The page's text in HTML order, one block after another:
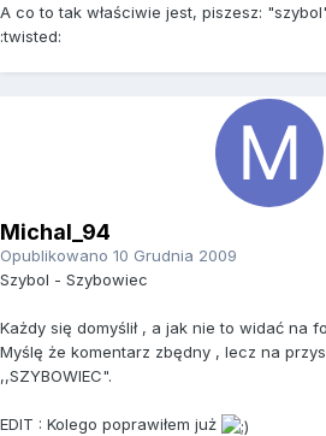
A co to tak właściwie jest, piszesz:
:twisted:
Michal_94
Opublikowano 10 Grudnia 2009
Szybol - Szybowiec
Każdy się domyślił , a jak nie to widać na
Myślę że komentarz zbędny , lecz na
,,SZYBOWIEC".
EDIT : Kolego poprawiłem już